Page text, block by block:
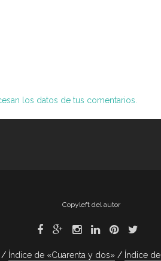
los datos de tus comentarios.
Copyleft del autor
Índice de «Cuarenta y dos» Índice